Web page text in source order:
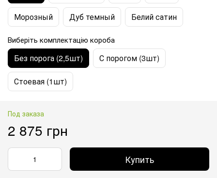
Морозный Дуб темный Белий сатин
Виберіть комплектацію короба
Без порога (2,5шт) С порогом (3шт)
Стоевая (1шт)
Под заказа
2 875 грн
Купить